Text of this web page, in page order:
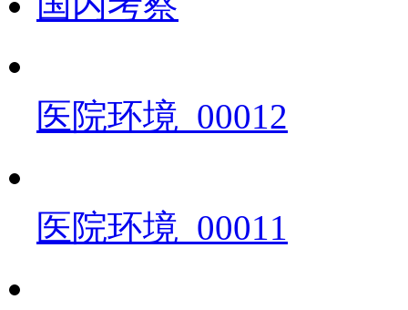
医院环境_00012
医院环境_00011